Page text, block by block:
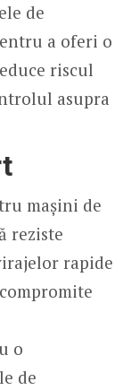
de
a oferi o
riscul
asupra
mașini de
reziste
rapide
o
de